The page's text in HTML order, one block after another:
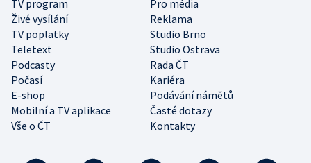
TV program
Pro média
Živé vysílání
Reklama
TV poplatky
Studio Brno
Teletext
Studio Ostrava
Podcasty
Rada ČT
Počasí
Kariéra
E-shop
Podávání námětů
Mobilní a TV aplikace
Časté dotazy
Vše o ČT
Kontakty